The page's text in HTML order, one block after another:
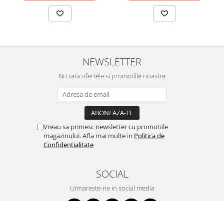
NEWSLETTER
Nu rata ofertele si promotiile noastre
Vreau sa primesc newsletter cu promotiile
magazinului. Afla mai multe in Politica de
Confidentialitate
SOCIAL
Urmareste-ne in social media